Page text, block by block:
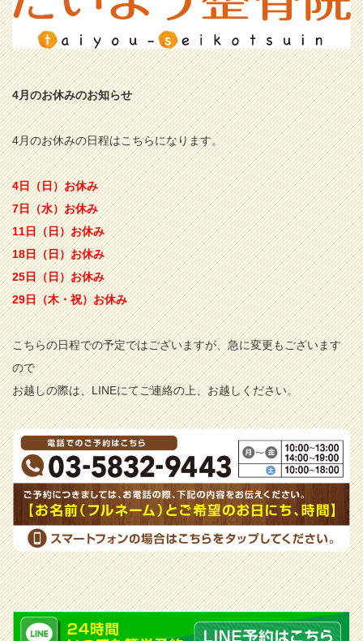
4月のお休みのお知らせ
4月のお休みの日程はこちらになります。
4日（日）お休み
7日（水）お休み
11日（日）お休み
18日（日）お休み
25日（日）お休み
29日（木・祝）お休み
こちらの日程での予定ではございますが、急に変更もございます
ので
お越しの際は、LINEにてご連絡の上、お越しください。